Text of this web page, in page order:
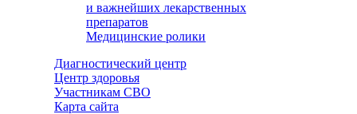
и важнейших лекарственных
препаратов
Медицинские ролики
Диагностический центр
Центр здоровья
Участникам СВО
Карта сайта